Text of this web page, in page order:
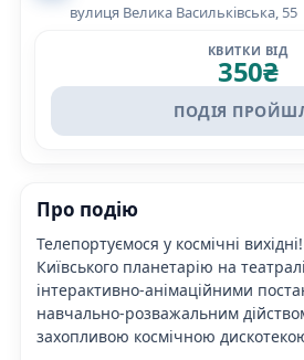
вулиця Велика Васильківська, 55
КВИТКИ ВІД
350₴
ПОДІЯ
Про подію
Телепортуємося у космічні вихідні
Київського планетарію на
інтерактивно-анімаційними
навчально-розважальним
захопливою космічною